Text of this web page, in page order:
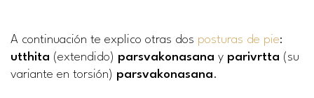
A continuación te explico otras dos posturas de pie:
utthita (extendido) parsvakonasana y parivrtta (su
variante en torsión) parsvakonasana.